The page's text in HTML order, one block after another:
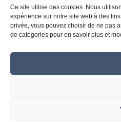
Ce site utilise des cookies. Nous
expérience sur notre site web à des
privée, vous pouvez choisir de ne pas
de catégories pour en savoir plus et